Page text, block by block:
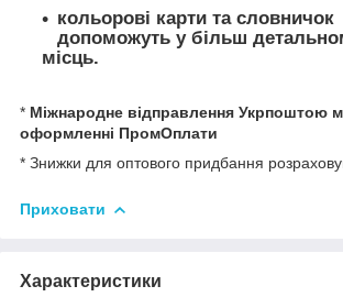
кольорові карти та словничок
допоможуть у більш
місць.
* Міжнародне відправлення Укрпоштою
оформленні ПромОплати
* Знижки для оптового придбання
Приховати
Характеристики